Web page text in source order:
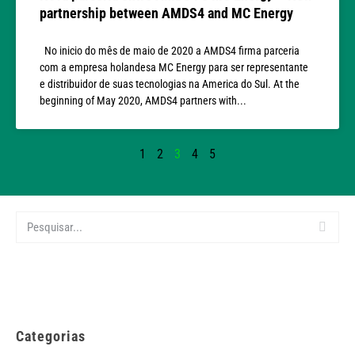
partnership between AMDS4 and MC Energy
No inicio do mês de maio de 2020 a AMDS4 firma parceria
com a empresa holandesa MC Energy para ser representante
e distribuidor de suas tecnologias na America do Sul. At the
beginning of May 2020, AMDS4 partners with
1 2 3 4 5
Categorias